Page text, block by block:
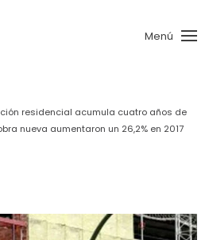
Menú
residencial acumula cuatro años de
nueva aumentaron un 26,2% en 2017